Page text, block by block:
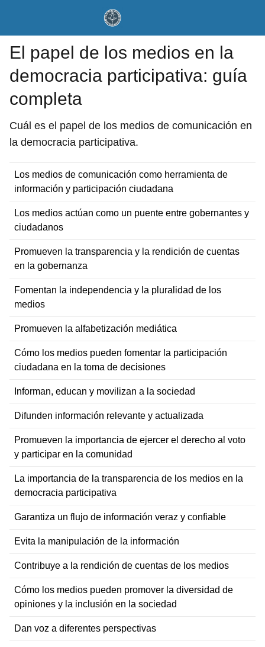
El papel de los medios en la
democracia participativa: guía
completa
Cuál es el papel de los medios de comunicación en
la democracia participativa.
Los medios de comunicación como herramienta de
información y participación ciudadana
Los medios actúan como un puente entre gobernantes y
ciudadanos
Promueven la transparencia y la rendición de cuentas
en la gobernanza
Fomentan la independencia y la pluralidad de los
medios
Promueven la alfabetización mediática
Cómo los medios pueden fomentar la participación
ciudadana en la toma de decisiones
Informan, educan y movilizan a la sociedad
Difunden información relevante y actualizada
Promueven la importancia de ejercer el derecho al voto
y participar en la comunidad
La importancia de la transparencia de los medios en la
democracia participativa
Garantiza un flujo de información veraz y confiable
Evita la manipulación de la información
Contribuye a la rendición de cuentas de los medios
Cómo los medios pueden promover la diversidad de
opiniones y la inclusión en la sociedad
Dan voz a diferentes perspectivas